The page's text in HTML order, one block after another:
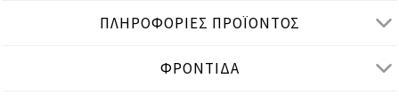
● ΧΑΛΑΡΗ ΕΦΑΡΜΟΓΗΠΛΗΡΟΦΟΡΙΕΣ ΠΡΟΪΟΝΤΟΣ
ΦΡΟΝΤΙΔΑ